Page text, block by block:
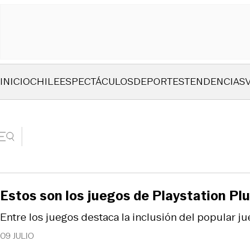
INICIOCHILEESPECTÁCULOSDEPORTESTENDENCIAS
09 JULIO
Entre los juegos destaca la inclusión del popular
Estos son los juegos de Playstation